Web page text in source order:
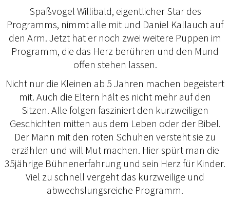
Spaßvogel Willibald, eigentlicher Star des
Programms, nimmt alle mit und Daniel Kallauch auf
den Arm. Jetzt hat er noch zwei weitere Puppen im
Programm, die das Herz berühren und den Mund
offen stehen lassen.
Nicht nur die Kleinen ab 5 Jahren machen begeistert
mit. Auch die Eltern hält es nicht mehr auf den
Sitzen. Alle folgen fasziniert den kurzweiligen
Geschichten mitten aus dem Leben oder der Bibel.
Der Mann mit den roten Schuhen versteht sie zu
erzählen und will Mut machen. Hier spürt man die
35jährige Bühnenerfahrung und sein Herz für Kinder.
Viel zu schnell vergeht das kurzweilige und
abwechslungsreiche Programm.